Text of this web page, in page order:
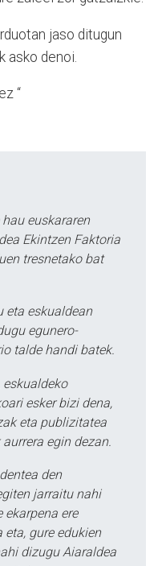
jaso ditugun
asko denoi.
“
euskararen
Ekintzen Faktoria
tresnetako bat
eta eskualdean
egunero-
talde handi batek.
eskualdeko
esker bizi dena,
eta publizitatea
egin dezan.
den
jarraitu nahi
ekarpena ere
gure edukien
dizugu Aiaraldea